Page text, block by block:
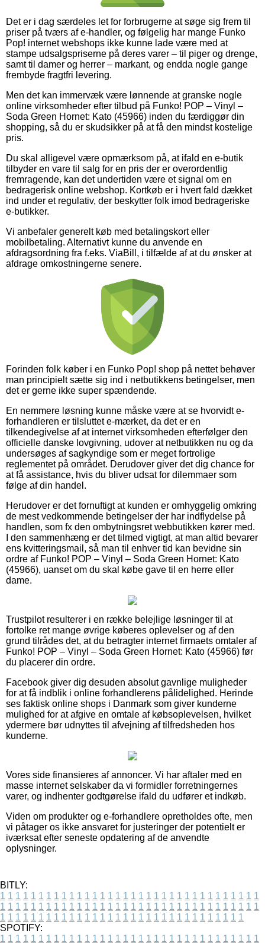
Det er i dag særdeles let for forbrugerne at søge sig frem til
priser på tværs af e-handler, og følgelig har mange Funko
Pop! internet webshops ikke kunne lade være med at
stampe udsalgspriserne på deres varer – til piger og drenge,
samt til damer og herrer – markant, og endda nogle gange
frembyde fragtfri levering.
Men det kan immervæk være lønnende at granske nogle
online virksomheder efter tilbud på Funko! POP – Vinyl –
Soda Green Hornet: Kato (45966) inden du færdiggør din
shopping, så du er skudsikker på at få den mindst kostelige
pris.
Du skal alligevel være opmærksom på, at ifald en e-butik
tilbyder en vare til salg for en pris der er overordentlig
fremragende, kan det undertiden være et signal om en
bedragerisk online webshop. Kortkøb er i hvert fald dækket
ind under et regulativ, der beskytter folk imod bedrageriske
e-butikker.
Vi anbefaler generelt køb med betalingskort eller
mobilbetaling. Alternativt kunne du anvende en
afdragsordning fra f.eks. ViaBill, i tilfælde af at du ønsker at
afdrage omkostningerne senere.
Forinden folk køber i en Funko Pop! shop på nettet behøver
man principielt sætte sig ind i netbutikkens betingelser, men
det er gerne ikke super spændende.
En nemmere løsning kunne måske være at se hvorvidt e-
forhandleren er tilsluttet e-mærket, da det er en
tilkendegivelse af at internet virksomheden efterfølger den
officielle danske lovgivning, udover at netbutikken nu og da
undersøges af sagkyndige som er meget fortrolige
reglementet på området. Derudover giver det dig chance for
at få assistance, hvis du bliver udsat for dilemmaer som
følge af din handel.
Herudover er det fornuftigt at kunden er omhyggelig omkring
de mest vedkommende betingelser der har indflydelse på
handlen, som fx den ombytningsret webbutikken kører med.
I den sammenhæng er det tilmed vigtigt, at man altid bevarer
ens kvitteringsmail, så man til enhver tid kan bevidne sin
ordre af Funko! POP – Vinyl – Soda Green Hornet: Kato
(45966), uanset om du skal købe gave til en herre eller
dame.
Trustpilot resulterer i en række belejlige løsninger til at
fortolke ret mange øvrige køberes oplevelser og af den
grund tilrådes det, at du betragter internet firmaets omtaler af
Funko! POP – Vinyl – Soda Green Hornet: Kato (45966) før
du placerer din ordre.
Facebook giver dig desuden absolut gavnlige muligheder
for at få indblik i online forhandlerens pålidelighed. Herinde
ses faktisk online shops i Danmark som giver kunderne
mulighed for at afgive en omtale af købsoplevelsen, hvilket
ydermere bør udnyttes til afvejning af tilfredsheden hos
kunderne.
Vores side finansieres af annoncer. Vi har aftaler med en
masse internet selskaber da vi formidler forretningernes
varer, og indhenter godtgørelse ifald du udfører et indkøb.
Viden om produkter og e-forhandlere opretholdes ofte, men
vi påtager os ikke ansvaret for justeringer der potentielt er
iværksat efter seneste opdatering af de anvendte
oplysninger.
BITLY:
1 1 1 1 1 1 1 1 1 1 1 1 1 1 1 1 1 1 1 1 1 1 1 1 1 1 1 1 1 1 1 1 1 1
1 1 1 1 1 1 1 1 1 1 1 1 1 1 1 1 1 1 1 1 1 1 1 1 1 1 1 1 1 1 1 1 1 1
1 1 1 1 1 1 1 1 1 1 1 1 1 1 1 1 1 1 1 1 1 1 1 1 1 1 1 1 1 1 1 1
SPOTIFY:
1 1 1 1 1 1 1 1 1 1 1 1 1 1 1 1 1 1 1 1 1 1 1 1 1 1 1 1 1 1 1 1 1 1